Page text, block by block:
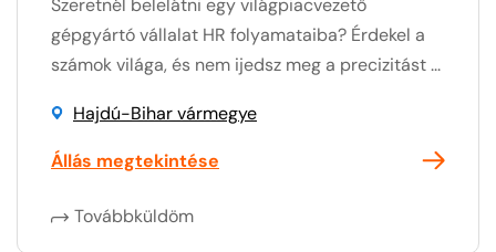
gépgyártó vállalat HR folyamataiba? Érdekel a
számok világa, és nem ijedsz meg a precizitást ...
Hajdú-Bihar vármegye
Állás megtekintése
Továbbküldöm